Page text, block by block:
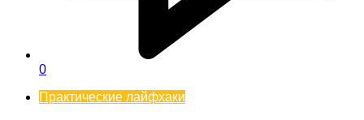
0
Практические лайфхаки